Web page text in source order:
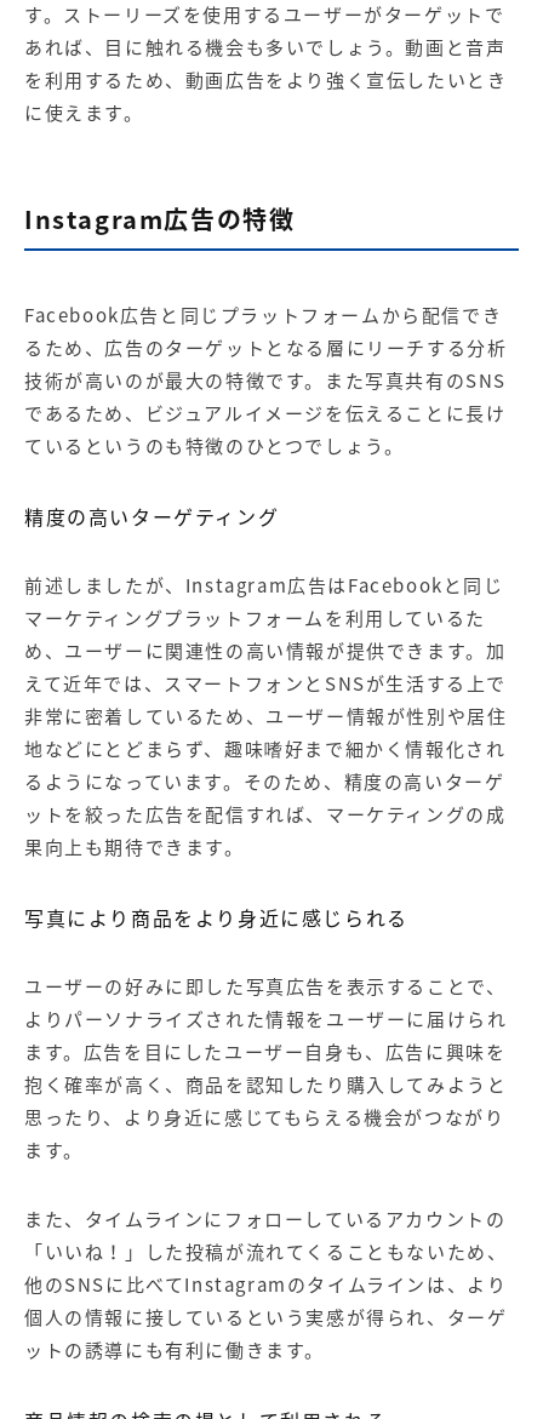
す。ストーリーズを使用するユーザーがターゲットで
あれば、目に触れる機会も多いでしょう。動画と音声
を利用するため、動画広告をより強く宣伝したいとき
に使えます。
Instagram広告の特徴
Facebook広告 と同じプラットフォームから配信でき
るため、広告のターゲットとなる層にリーチする分析
技術が高いのが最大の特徴です。また写真共有のSNS
であるため、ビジュアルイメージを伝えることに長け
ているというのも特徴のひとつでしょう。
精度の高いターゲティング
前述しましたが、Instagram広告はFacebookと同じ
マーケティングプラットフォームを利用しているた
め、ユーザーに関連性の高い情報が提供できます。加
えて近年では、スマートフォンとSNSが生活する上で
非常に密着しているため、ユーザー情報が性別や居住
地などにとどまらず、趣味嗜好まで細かく情報化され
るようになっています。そのため、精度の高いターゲ
ットを絞った広告を配信すれば、マーケティングの成
果向上も期待できます。
写真により商品をより身近に感じられる
ユーザーの好みに即した写真広告を表示することで、
よりパーソナライズされた情報をユーザーに届けられ
ます。広告を目にしたユーザー自身も、広告に興味を
抱く確率が高く、商品を認知したり購入してみようと
思ったり、より身近に感じてもらえる機会がつながり
ます。
また、タイムラインにフォローしているアカウントの
「いいね！」した投稿が流れてくることもないため、
他のSNSに比べてInstagramのタイムラインは、より
個人の情報に接しているという実感が得られ、ターゲ
ットの誘導にも有利に働きます。